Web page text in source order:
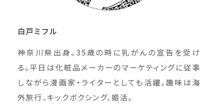
白戸ミフル
神奈川県出身。35歳の時に乳がんの宣告を受け
る。平日は化粧品メーカーのマーケティングに従事
しながら漫画家・ライターとしても活躍。趣味は海
外旅行、キックボクシング、婚活。